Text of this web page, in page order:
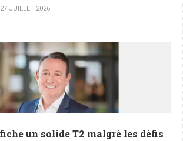
27 JUILLET 2026
un solide T2 malgré les défis